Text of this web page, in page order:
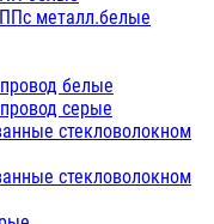
металл.белые
белые
серые
стекловолокном
стекловолокном